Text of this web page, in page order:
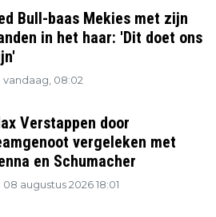
Bull-baas Mekies met zijn
in het haar: 'Dit doet ons
vandaag, 08:02
Verstappen door
vergeleken met
en Schumacher
08 augustus 2026 18:01